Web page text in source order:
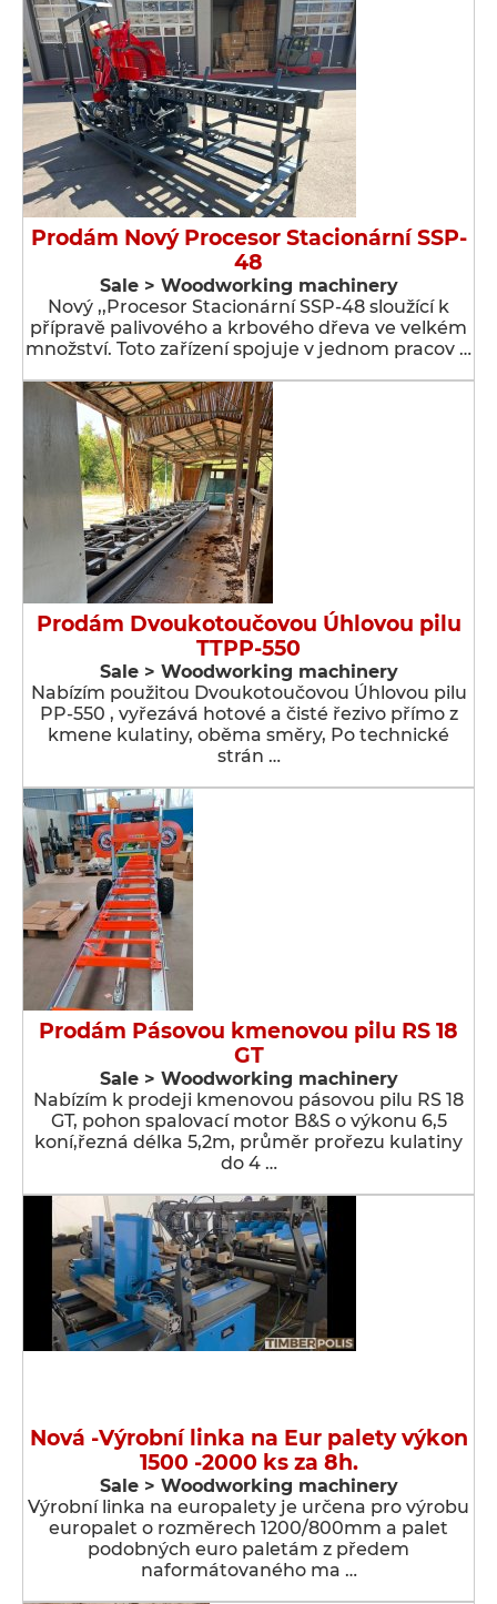
Prodám Nový Procesor Stacionární SSP-
48
Sale > Woodworking machinery
Nový ,,Procesor Stacionární SSP-48 sloužící k
přípravě palivového a krbového dřeva ve velkém
množství. Toto zařízení spojuje v jednom pracov …
Prodám Dvoukotoučovou Úhlovou pilu
TTPP-550
Sale > Woodworking machinery
Nabízím použitou Dvoukotoučovou Úhlovou pilu
PP-550 , vyřezává hotové a čisté řezivo přímo z
kmene kulatiny, oběma směry, Po technické
strán …
Prodám Pásovou kmenovou pilu RS 18
GT
Sale > Woodworking machinery
Nabízím k prodeji kmenovou pásovou pilu RS 18
GT, pohon spalovací motor B&S o výkonu 6,5
koní,řezná délka 5,2m, průměr prořezu kulatiny
do 4 …
Nová -Výrobní linka na Eur palety výkon
1500 -2000 ks za 8h.
Sale > Woodworking machinery
Výrobní linka na europalety je určena pro výrobu
europalet o rozměrech 1200/800mm a palet
podobných euro paletám z předem
naformátovaného ma …